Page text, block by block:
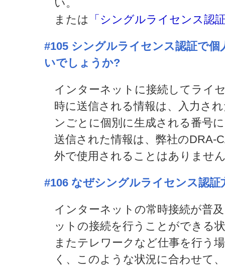
い。
または
「シングルライセンス認
#105 シングルライセンス認証で
いでしょうか?
インターネットに接続してライ
時に送信される情報は、入力さ
ンごとに個別に生成される番号
送信された情報は、弊社のDRA-
外で使用されることはありませ
#106 なぜシングルライセンス認
インターネットの常時接続が普
ットの接続を行うことができる
またテレワークなど仕事を行う
く、このような状況に合わせて